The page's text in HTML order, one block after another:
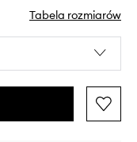
Tabela rozmiarów